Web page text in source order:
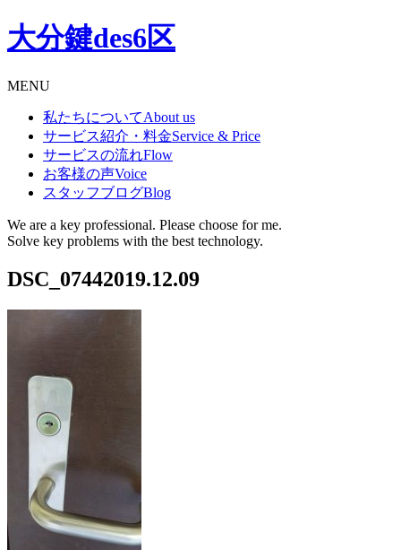
大分鍵des6区
MENU
私たちについてAbout us
サービス紹介・料金Service & Price
サービスの流れFlow
お客様の声Voice
スタッフブログBlog
We are a key professional. Please choose for me.
Solve key problems with the best technology.
DSC_07442019.12.09